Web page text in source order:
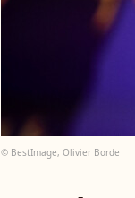
© BestImage, Olivier Borde